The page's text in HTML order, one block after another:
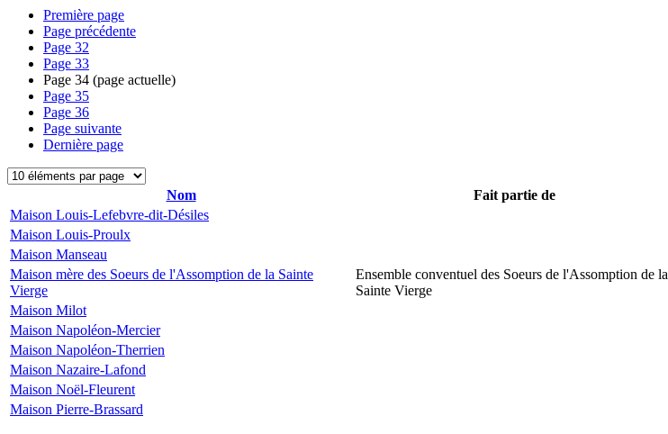
Première page
Page précédente
Page 32
Page 33
Page 34 (page actuelle)
Page 35
Page 36
Page suivante
Dernière page
Nom Fait partie de
Maison Louis-Lefebvre-dit-Désiles
Maison Louis-Proulx
Maison Manseau
Maison mère des Soeurs de l'Assomption de la Sainte
Vierge
Ensemble conventuel des Soeurs de l'Assomption de la
Sainte Vierge
Maison Milot
Maison Napoléon-Mercier
Maison Napoléon-Therrien
Maison Nazaire-Lafond
Maison Noël-Fleurent
Maison Pierre-Brassard